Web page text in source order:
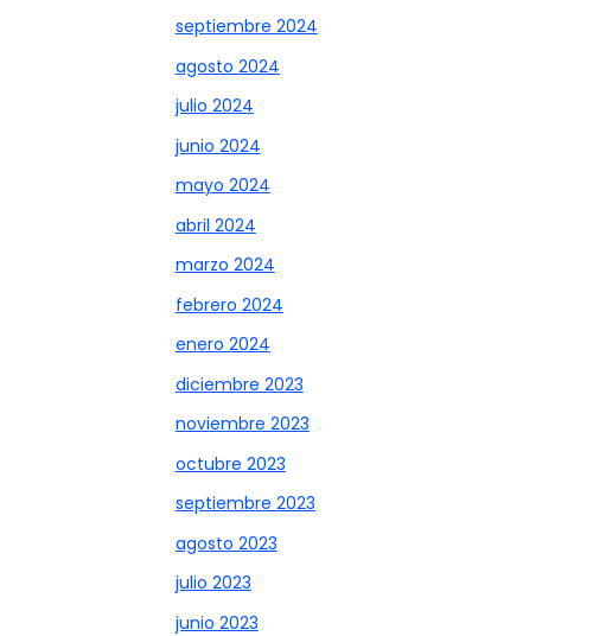
septiembre 2024
agosto 2024
julio 2024
junio 2024
mayo 2024
abril 2024
marzo 2024
febrero 2024
enero 2024
diciembre 2023
noviembre 2023
octubre 2023
septiembre 2023
agosto 2023
julio 2023
junio 2023